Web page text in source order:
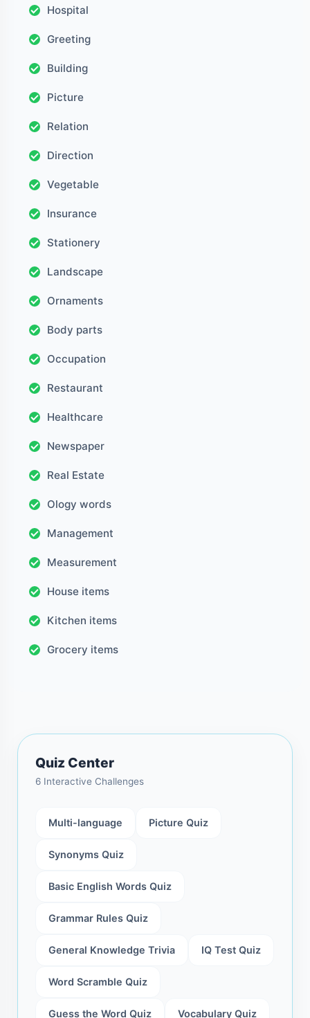
Hospital
Greeting
Building
Picture
Relation
Direction
Vegetable
Insurance
Stationery
Landscape
Ornaments
Body parts
Occupation
Restaurant
Healthcare
Newspaper
Real Estate
Ology words
Management
Measurement
House items
Kitchen items
Grocery items
Quiz Center
6 Interactive Challenges
Multi-language Picture Quiz
Synonyms Quiz
Basic English Words Quiz
Grammar Rules Quiz
General Knowledge Trivia IQ Test Quiz
Word Scramble Quiz
Guess the Word Quiz Vocabulary Quiz